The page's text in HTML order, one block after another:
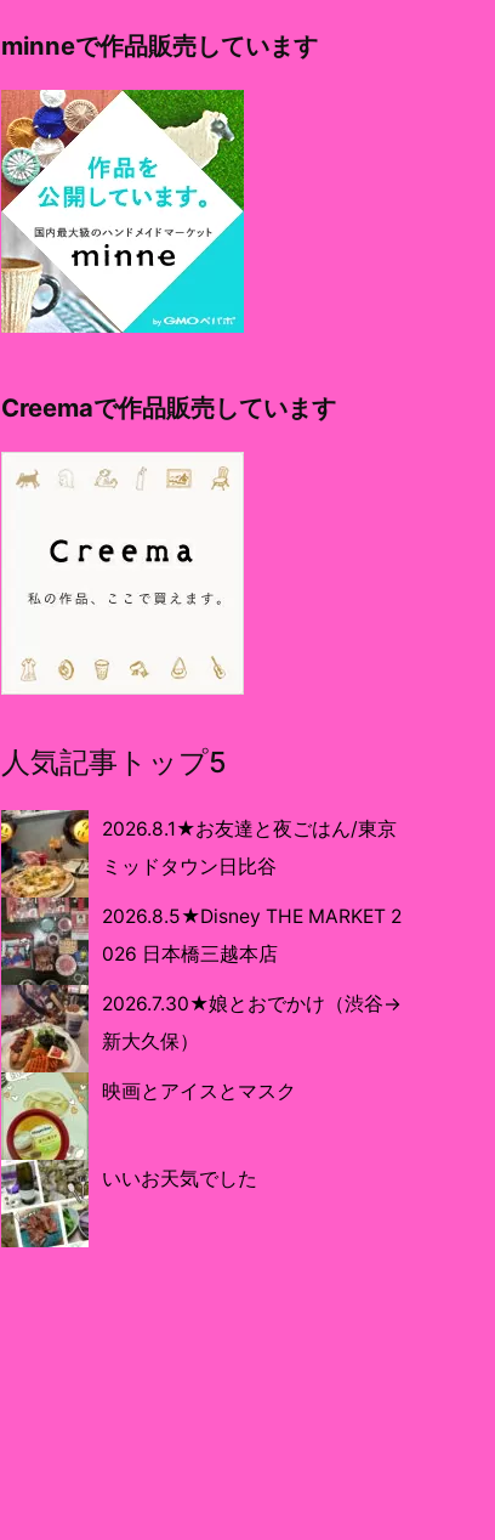
ブ
minneで作品販売しています
Creemaで作品販売しています
人気記事トップ5
2026.8.1★お友達と夜ごはん/東京
ミッドタウン日比谷
2026.8.5★Disney THE MARKET 2
026 日本橋三越本店
2026.7.30★娘とおでかけ（渋谷→
新大久保）
映画とアイスとマスク
いいお天気でした